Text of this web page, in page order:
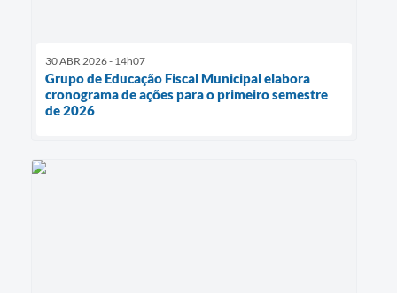
30 ABR 2026 - 14h07
Grupo de Educação Fiscal Municipal elabora
cronograma de ações para o primeiro semestre
de 2026